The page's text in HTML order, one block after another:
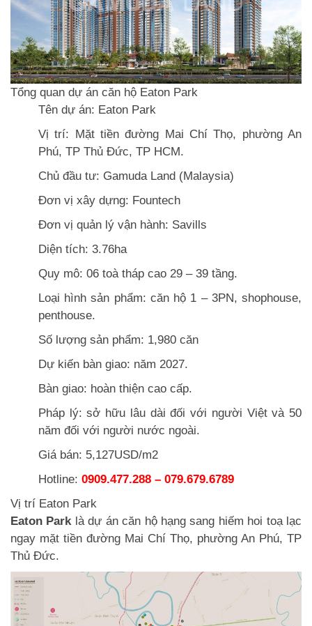
Tổng quan dự án căn hộ Eaton Park
Tên dự án: Eaton Park
Vị trí: Mặt tiền đường Mai Chí Thọ, phường An
Phú, TP Thủ Đức, TP HCM.
Chủ đầu tư: Gamuda Land (Malaysia)
Đơn vị xây dựng: Fountech
Đơn vị quản lý vận hành: Savills
Diện tích: 3.76ha
Quy mô: 06 toà tháp cao 29 – 39 tầng.
Loại hình sản phẩm: căn hộ 1 – 3PN, shophouse,
penthouse.
Số lượng sản phẩm: 1,980 căn
Dự kiến bàn giao: năm 2027.
Bàn giao: hoàn thiện cao cấp.
Pháp lý: sở hữu lâu dài đối với người Việt và 50
năm đối với người nước ngoài.
Giá bán: 5,127USD/m2
Hotline: 0909.477.288 – 079.679.6789
Vị trí Eaton Park
Eaton Parklà dự án căn hộ hạng sang hiếm hoi toạ lạc
ngay mặt tiền đường Mai Chí Thọ, phường An Phú, TP
Thủ Đức.